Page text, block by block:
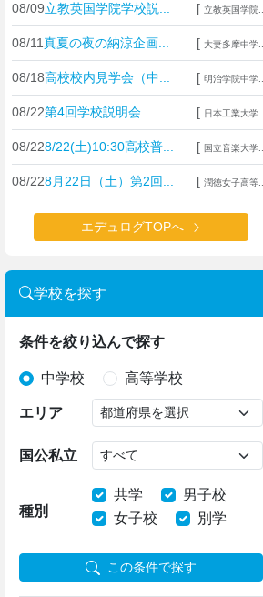
08/09立教英国学院学校説... [ 立教英国学院...
08/11真夏の夜の納涼企画... [ 大妻多摩中学...
08/18高校校内見学会（中... [ 明治学院中学...
08/22第4回学校説明会 [ 日本工業大学...
08/228/22(土)10:30高校普... [ 国立音楽大学...
08/228月22日（土）第2回... [ 潤徳女子高等...
エデュログTOPへ
学校を探す
条件を絞り込んで探す
中学校 高等学校
エリア
国公私立
種別
共学
男子校
女子校
別学
この条件で探す